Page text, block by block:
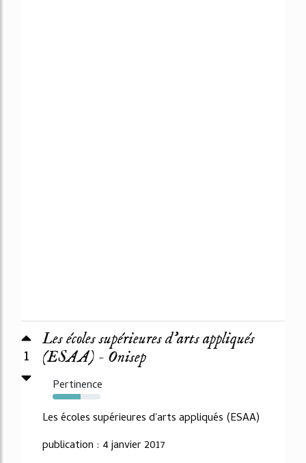
1
Les écoles supérieures d'arts appliqués
(ESAA) - Onisep
Pertinence
58%
Les écoles supérieures d'arts appliqués (ESAA)
publication : 4 janvier 2017